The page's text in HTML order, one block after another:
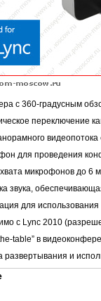
с 360-градусным
переключение
для проведения
микрофонов до 6
звука,
для
с Lync 2010
table” в
развертывания и